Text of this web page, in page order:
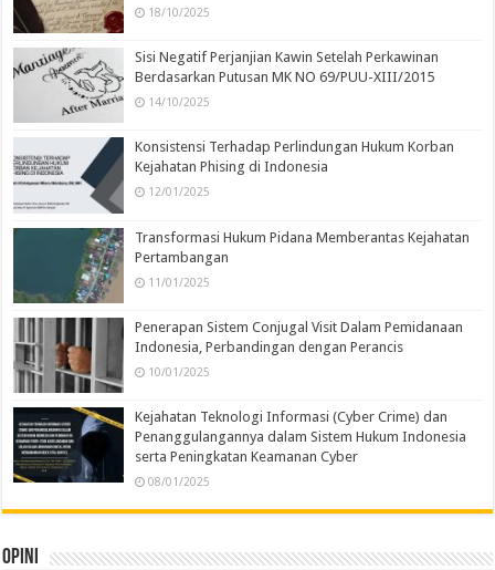
18/10/2025
Sisi Negatif Perjanjian Kawin Setelah Perkawinan
Berdasarkan Putusan MK NO 69/PUU-XIII/2015
14/10/2025
Konsistensi Terhadap Perlindungan Hukum Korban
Kejahatan Phising di Indonesia
12/01/2025
Transformasi Hukum Pidana Memberantas Kejahatan
Pertambangan
11/01/2025
Penerapan Sistem Conjugal Visit Dalam Pemidanaan
Indonesia, Perbandingan dengan Perancis
10/01/2025
Kejahatan Teknologi Informasi (Cyber Crime) dan
Penanggulangannya dalam Sistem Hukum Indonesia
serta Peningkatan Keamanan Cyber
08/01/2025
Opini